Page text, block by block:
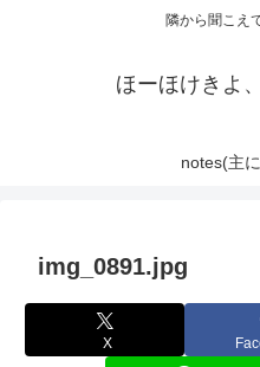
隣から聞こえ
ほーほけきよ
notes(主
img_0891.jpg
X